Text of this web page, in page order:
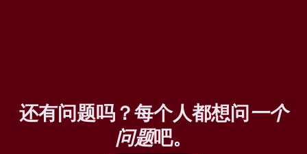
还有问题吗？每个人都想问一个
问题吧。